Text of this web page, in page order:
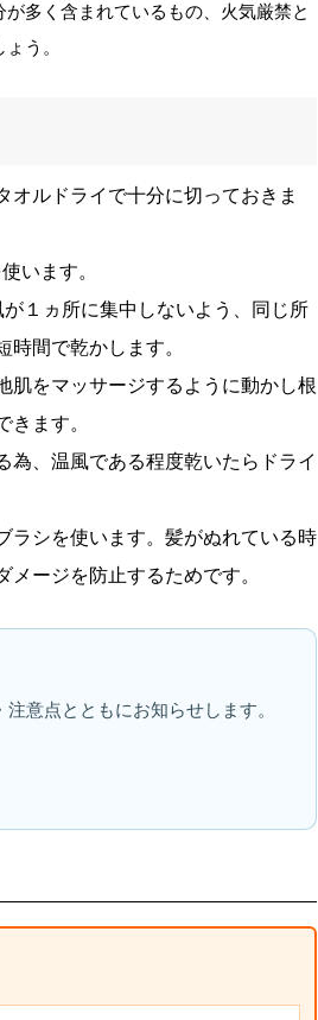
多く含まれているもの、火気厳禁と
う。
オルドライで十分に切っておきま
います。
１ヵ所に集中しないよう、同じ所
間で乾かします。
肌をマッサージするように動かし根
きます。
為、温風である程度乾いたらドライ
ラシを使います。髪がぬれている時
ージを防止するためです。
意点とともにお知らせします。